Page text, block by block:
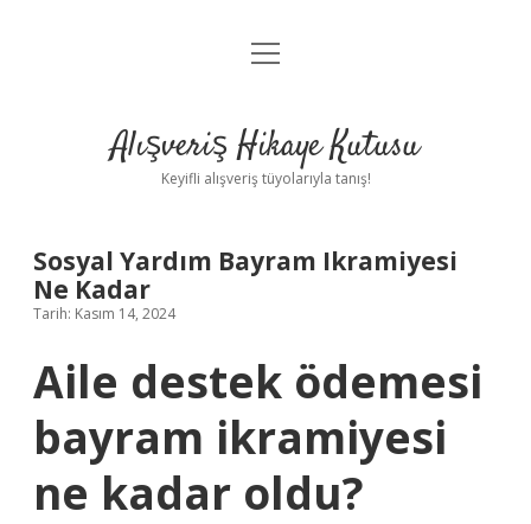
Anasayfa
Yasal Uyarı
menüyü
Alışveriş Hikaye Kutusu
Keyifli alışveriş tüyolarıyla tanış!
Sosyal Yardım Bayram Ikramiyesi
Ne Kadar
Tarih: Kasım 14, 2024
Aile destek ödemesi
bayram ikramiyesi
ne kadar oldu?